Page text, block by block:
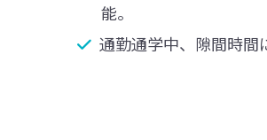
能。
通勤通学中、隙間時間